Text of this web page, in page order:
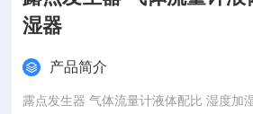
湿器
产品简介
露点发生器 气体流量计液体配比 湿度加